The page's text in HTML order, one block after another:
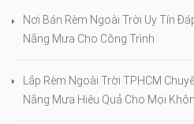
Nơi Bán Rèm Ngoài Trời Uy Tín
Nắng Mưa Cho Công Trình
Lắp Rèm Ngoài Trời TPHCM
Nắng Mưa Hiệu Quả Cho Mọi